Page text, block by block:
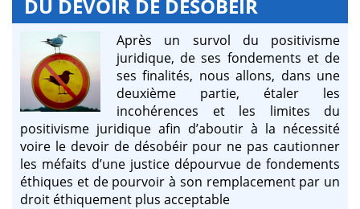
DU DEVOIR DE DÉSOBÉIR
Après un survol du positivisme
juridique, de ses fondements et de
ses finalités, nous allons, dans une
deuxième partie, étaler les
incohérences et les limites du
positivisme juridique afin d’aboutir à la nécessité
voire le devoir de désobéir pour ne pas cautionner
les méfaits d’une justice dépourvue de fondements
éthiques et de pourvoir à son remplacement par un
droit éthiquement plus acceptable